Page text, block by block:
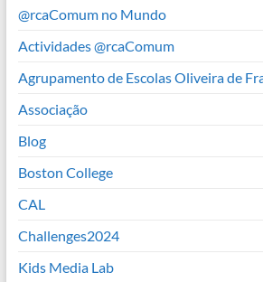
@rcaComum no Mundo
Actividades @rcaComum
Agrupamento de Escolas Oliveira de
Associação
Blog
Boston College
CAL
Challenges2024
Kids Media Lab